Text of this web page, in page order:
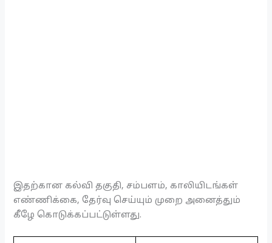
இதற்கான கல்வி தகுதி, சம்பளம், காலியிடங்கள்
எண்ணிக்கை, தேர்வு செய்யும் முறை அனைத்தும்
கீழே கொடுக்கப்பட்டுள்ளது.